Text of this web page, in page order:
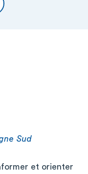
Sud
et orienter